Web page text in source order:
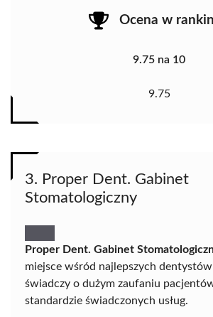
Ocena w
9.75 na 10
9.75
3. Proper Dent. Gabinet
Stomatologiczny
Proper Dent. Gabinet
miejsce wśród najlepszych
świadczy o dużym zaufaniu
standardzie świadczonych usług.